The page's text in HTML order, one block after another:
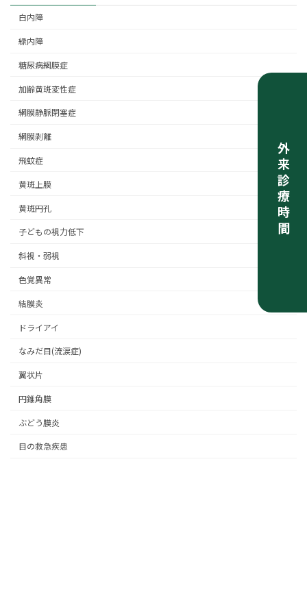
外来診療時間
白内障
緑内障
糖尿病網膜症
加齢黄斑変性症
網膜静脈閉塞症
網膜剥離
飛蚊症
黄斑上膜
黄斑円孔
子どもの視力低下
斜視・弱視
色覚異常
結膜炎
ドライアイ
なみだ目(流涙症)
翼状片
円錐角膜
ぶどう膜炎
目の救急疾患